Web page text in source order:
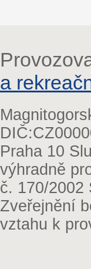
a
Praha 10
výhradně
č. 170/2002
Zveřejnění
vztahu k